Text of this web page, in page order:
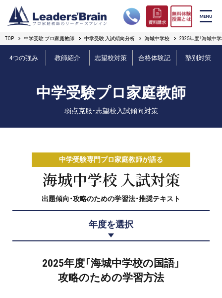
リーダーズブレインの強み
プロ教師紹介
無料体験授業とは
短期フリープラン
プロ家庭教師の英検®対策
費用について
お申込みの流れ
TOP 中学受験 プロ家庭教師 中学受験 入試傾向分析 海城中学校 2025年度「海城中
4つの強み 教師紹介 志望校対策 合格体験記 塾別対策
中学受験プロ家庭教師
弱点克服・志望校入試傾向対策
中学受験専門プロ家庭教師が語る
海城中学校 入試対策
出題傾向・攻略のための学習法・推奨テキスト
年度を選択
2025年度「海城中学校の国語」
攻略のための学習方法